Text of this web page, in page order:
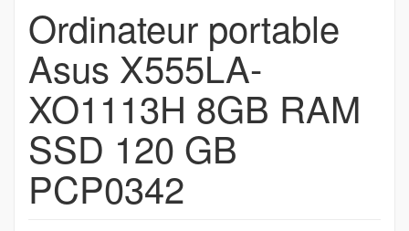
Ordinateur portable
Asus X555LA-
XO1113H 8GB RAM
SSD 120 GB
PCP0342